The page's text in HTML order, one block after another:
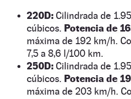
220D: Cilindrada de
cúbicos. Potencia de
máxima de 192 km/h.
7,5 a 8,6 l/100 km.
250D: Cilindrada de
cúbicos. Potencia de
máxima de 203 km/h.